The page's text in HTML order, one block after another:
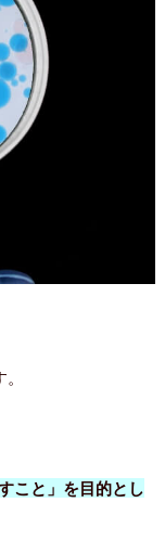
こと」を目的とし